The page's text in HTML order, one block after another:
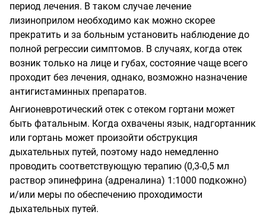
период лечения. В таком случае лечение
лизиноприлом необходимо как можно скорее
прекратить и за больным установить наблюдение до
полной регрессии симптомов. В случаях, когда отек
возник только на лице и губах, состояние чаще всего
проходит без лечения, однако, возможно назначение
антигистаминных препаратов.
Ангионевротический отек с отеком гортани может
быть фатальным. Когда охвачены язык, надгортанник
или гортань может произойти обструкция
дыхательных путей, поэтому надо немедленно
проводить соответствующую терапию (0,3-0,5 мл
раствор эпинефрина (адреналина) 1:1000 подкожно)
и/или меры по обеспечению проходимости
дыхательных путей.